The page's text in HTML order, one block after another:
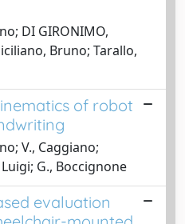
DI GIRONIMO,
Bruno; Tarallo,
of robot
V., Caggiano;
G., Boccignone
evaluation